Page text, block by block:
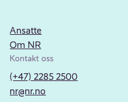
Ansatte
Om NR
Kontakt oss
(+47) 2285 2500
nr@nr.no